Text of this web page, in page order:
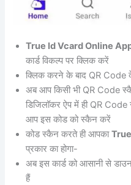
True Id Vcard Online
कार्ड विकल्प पर क्लिक करें
क्लिक करने के बाद QR Code
अब आप किसी भी QR Code
डिजिलॉकर ऐप में ही QR
आप इस कोड को स्कैन करें
कोड स्कैन करते ही आपका
प्रकार का होगा-
अब इस कार्ड को आसानी से
हैं